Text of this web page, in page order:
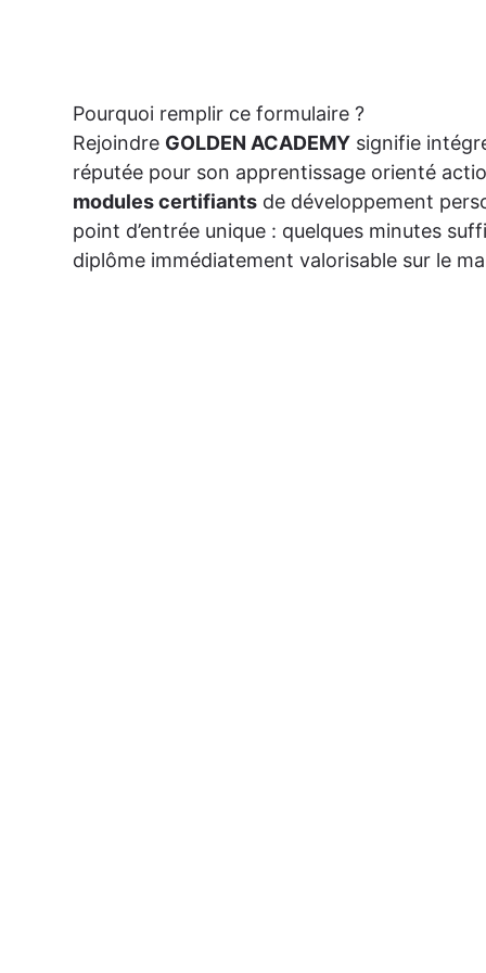
Pourquoi remplir ce formulaire ?
Rejoindre GOLDEN ACADEMY signifie
réputée pour son apprentissage orienté
modules certifiants de développement
point d’entrée unique : quelques minutes
diplôme immédiatement valorisable sur le